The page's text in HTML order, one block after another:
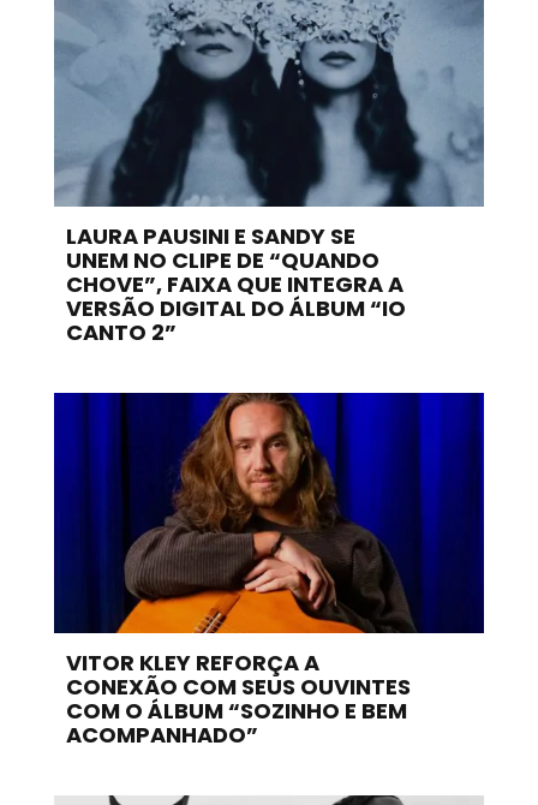
LAURA PAUSINI E SANDY SE
UNEM NO CLIPE DE “QUANDO
CHOVE”, FAIXA QUE INTEGRA A
VERSÃO DIGITAL DO ÁLBUM “IO
CANTO 2”
VITOR KLEY REFORÇA A
CONEXÃO COM SEUS OUVINTES
COM O ÁLBUM “SOZINHO E BEM
ACOMPANHADO”